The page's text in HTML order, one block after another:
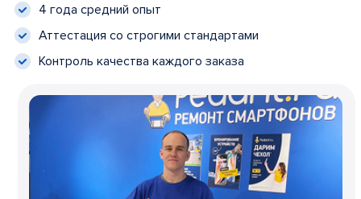
4 года средний опыт
Аттестация со строгими стандартами
Контроль качества каждого заказа